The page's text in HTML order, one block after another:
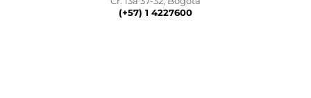
(+57) 1 4227600